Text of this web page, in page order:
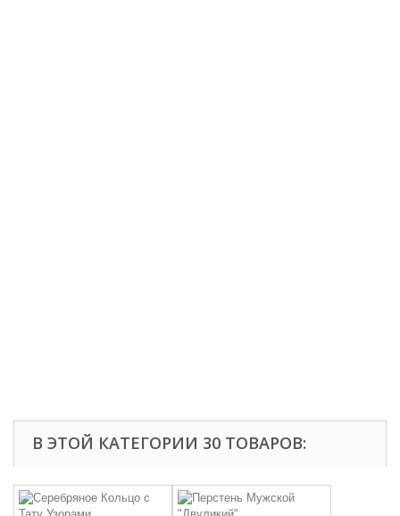
В ЭТОЙ КАТЕГОРИИ 30 ТОВАРОВ: